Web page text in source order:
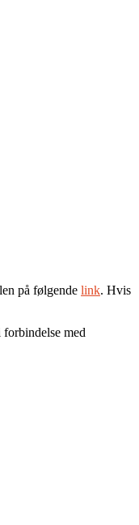
på følgende link. Hvis
med